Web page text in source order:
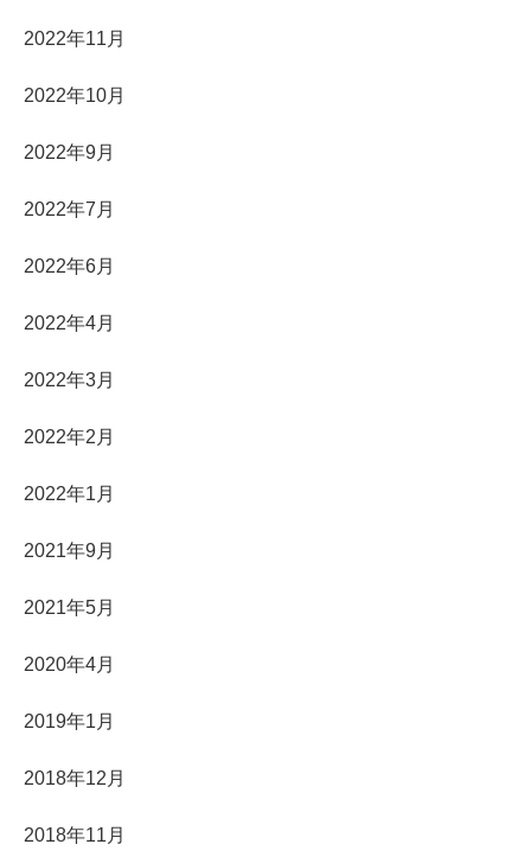
2022年11月
2022年10月
2022年9月
2022年7月
2022年6月
2022年4月
2022年3月
2022年2月
2022年1月
2021年9月
2021年5月
2020年4月
2019年1月
2018年12月
2018年11月